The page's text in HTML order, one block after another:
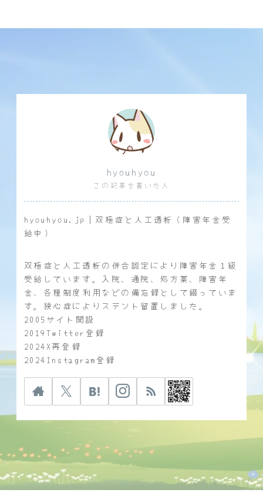
hyouhyou
この記事を書いた人
hyouhyou.jp｜双極症と人工透析（障害年金受
給中）
双極症と人工透析の併合認定により障害年金１級
受給しています。入院、通院、処方薬、障害年
金、各種制度利用などの備忘録として綴っていま
す。狭心症によりステント留置しました。
2005サイト開設
2019Twitter登録
2024X再登録
2024Instagram登録